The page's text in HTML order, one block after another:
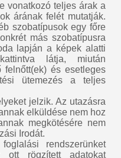
vonatkozó teljes árak a
árának felét mutatják.
szobatípusok egy főre
más szobatípusra
lapján a képek alatti
látja, miután
felnőtt(ek) és esetleges
ütemezés a teljes
jelzik. Az utazásra
elküldése nem hoz
megkötésére nem
Irodát.
rendszerünket
ott rögzített adatokat